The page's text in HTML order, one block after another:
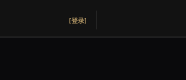
[登录]